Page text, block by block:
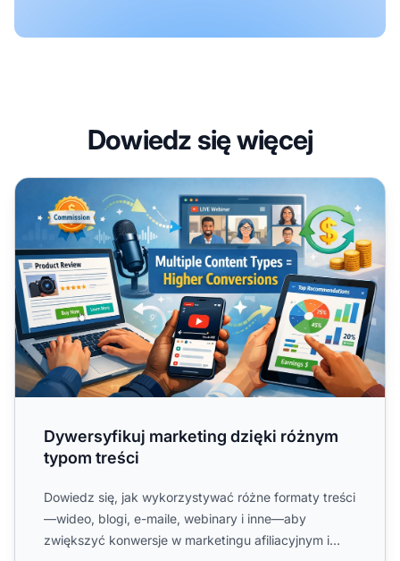
Dowiedz się więcej
Dywersyfikuj marketing dzięki różnym typom treści
Dywersyfikuj marketing dzięki różnym
typom treści
Dowiedz się, jak wykorzystywać różne formaty treści
—wideo, blogi, e-maile, webinary i inne—aby
zwiększyć konwersje w marketingu afiliacyjnym i